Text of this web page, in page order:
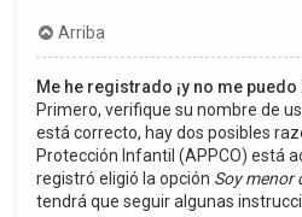
Arriba
Me he registrado ¡y no me
Primero, verifique su nombre de
está correcto, hay dos posibles
Protección Infantil (APPCO) está
registró eligió la opción Soy menor
tendrá que seguir algunas